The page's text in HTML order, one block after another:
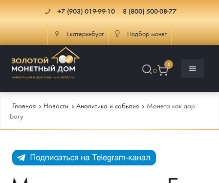
+7 (903) 019-99-10 8 (800) 500-08-77
Екатеринбург Подбор монет
0
0
Каталог Монет
Инфо
Главная Новости Аналитика и события
Монета как дар
Богу